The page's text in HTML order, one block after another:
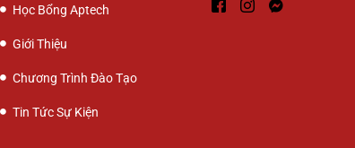
Học Bổng Aptech
Giới Thiệu
Chương Trình Đào Tạo
Tin Tức Sự Kiện